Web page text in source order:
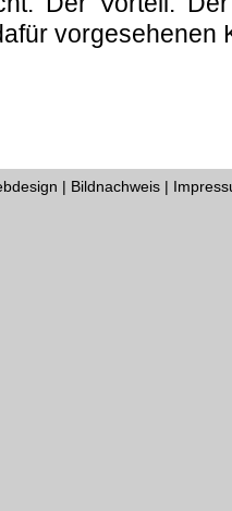
vorgesehenen
| Bildnachweis |